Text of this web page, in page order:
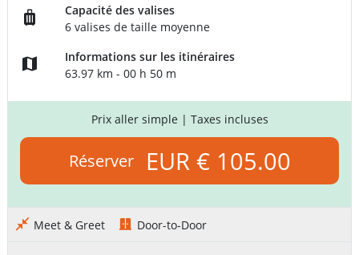
Capacité des valises
6 valises de taille moyenne
Informations sur les itinéraires
63.97 km - 00 h 50 m
Prix aller simple | Taxes incluses
Réserver EUR € 105.00
Meet & Greet Door-to-Door